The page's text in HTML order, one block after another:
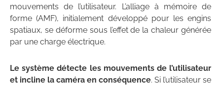
mouvements de l’utilisateur. L’alliage à mémoire de
forme (AMF), initialement développé pour les engins
spatiaux, se déforme sous l’effet de la chaleur générée
par une charge électrique.
Le système détecte les mouvements de l’utilisateur
et incline la caméra en conséquence. Si l’utilisateur se